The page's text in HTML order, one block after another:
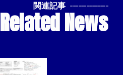
関連記事 --------------
Related News